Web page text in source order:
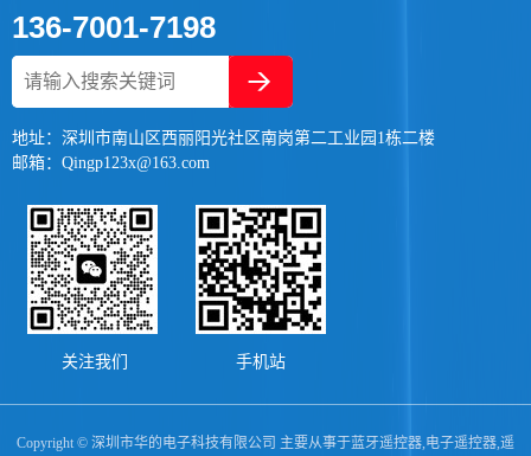
136-7001-7198
地址：深圳市南山区西丽阳光社区南岗第二工业园1栋二楼
邮箱：Qingp123x@163.com
关注我们 手机站
Copyright © 深圳市华的电子科技有限公司 主要从事于蓝牙遥控器,电子遥控器,遥